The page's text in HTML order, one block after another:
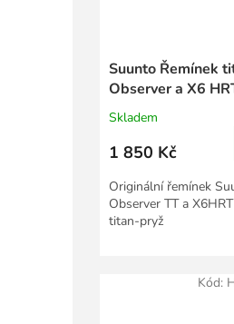
Suunto Řemínek
Observer a X6
Skladem
1 850 Kč
Originální řemínek
Observer TT a
titan-pryž
Kód: